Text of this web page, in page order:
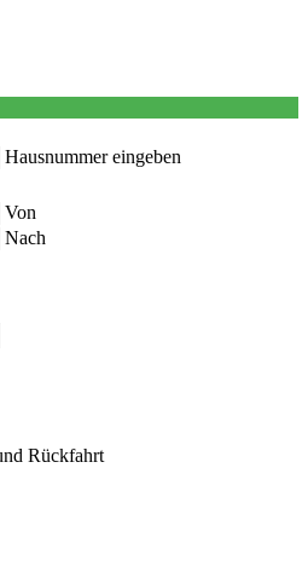
Hausnummer eingeben
Von
Nach
Rückfahrt